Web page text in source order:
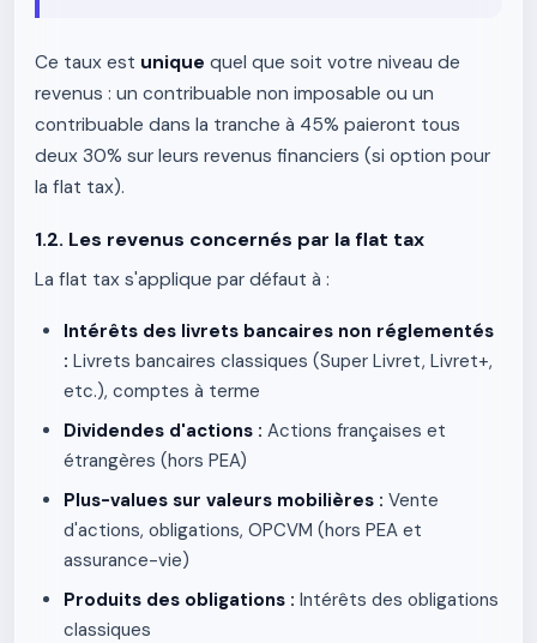
Ce taux est unique quel que soit votre niveau de
revenus : un contribuable non imposable ou un
contribuable dans la tranche à 45% paieront tous
deux 30% sur leurs revenus financiers (si option pour
la flat tax).
1.2. Les revenus concernés par la flat tax
La flat tax s'applique par défaut à :
Intérêts des livrets bancaires non réglementés
: Livrets bancaires classiques (Super Livret, Livret+,
etc.), comptes à terme
Dividendes d'actions : Actions françaises et
étrangères (hors PEA)
Plus-values sur valeurs mobilières : Vente
d'actions, obligations, OPCVM (hors PEA et
assurance-vie)
Produits des obligations : Intérêts des obligations
classiques